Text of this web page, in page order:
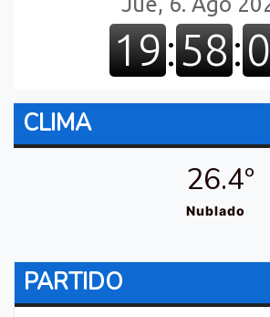
CLIMA
26.4º
Nublado
PARTIDO